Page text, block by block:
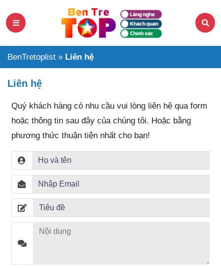
BenTretoplist » Liên hệ
Liên hệ
Quý khách hàng có nhu cầu vui lòng liên hệ qua form
hoặc thông tin sau đây của chúng tôi. Hoặc bằng
phương thức thuận tiện nhất cho bạn!